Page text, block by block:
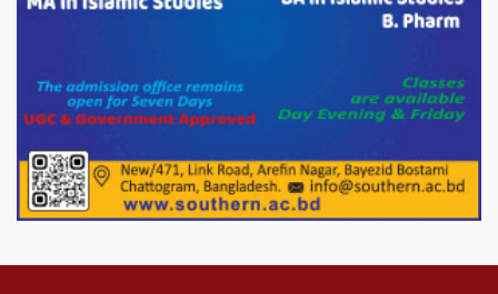
পরিবেশ রক্ষায় পাটগ্রামে ইহসান ইয়ুথ
মিরপুর-১১ নম্বরে দুর্বৃত্তদের গুলিতে বিএনপি
নেতা গুরুতর আহত
পাটগ্রামে চিকিৎসা সেবায় বীর মুক্তিযোদ্ধা দবির
উদ্দিন ফাউন্ডেশন